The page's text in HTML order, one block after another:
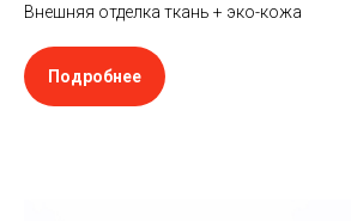
Внешняя отделка ткань + эко-кожа
Подробнее